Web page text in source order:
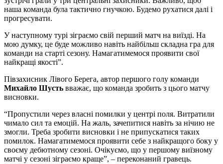
наша команда була тактично гнучкою. Будемо рухатися далі і
прогресувати.
У наступному турі зіграємо свій перший матч на виїзді. На
мою думку, це буде можливо навіть найбільш складна гра для
команди на старті сезону. Намагатимемося проявити свої
найкращі якості”.
Півзахисник Лівого Берега, автор першого голу команди
Михайло Шусть вважає, що команда зробить з цього матчу
висновки.
“Пропустили через власні помилки у центрі поля. Витратили
чимало сил та емоцій. На жаль, зачепитися навіть за нічию не
змогли. Треба зробити висновки і не припускатися таких
помилок. Намагатимемося проявити себе з найкращого боку у
своєму дебютному сезоні. Очікуємо, що у першому виїзному
матчі у сезоні зіграємо краще”, – переконаний гравець.